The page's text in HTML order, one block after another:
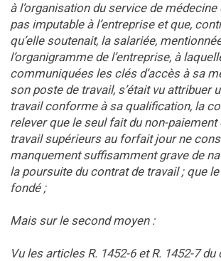
à l’organisation du service de médecine
pas imputable à l’entreprise et que,
qu’elle soutenait, la salariée,
l’organigramme de l’entreprise, à
communiquées les clés d’accès à sa
son poste de travail, s’était vu attribuer
travail conforme à sa qualification, la
relever que le seul fait du non-paiement
travail supérieurs au forfait jour ne
manquement suffisamment grave de
la poursuite du contrat de travail ; que le
fondé ;
Mais sur le second moyen :
Vu les articles R. 1452-6 et R. 1452-7